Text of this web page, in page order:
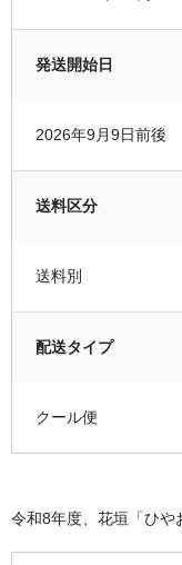
発送開始日
2026年9月9日前後
送料区分
送料別
配送タイプ
クール便
令和8年度、花垣「ひ